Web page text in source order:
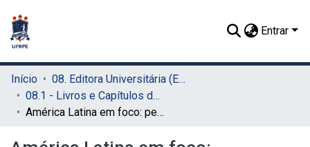
Entrar
Início
08. Editora Universitária (EDUFRPE)
08.1 - Livros e Capítulos de Livros (EDUFRPE)
América Latina em foco: perspectivas multidisciplinares sobre direitos humanos e ambientais